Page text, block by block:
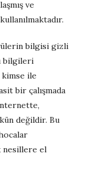
ve
bilgisi gizli
bilgileri
kimse ile
bir çalışmada
değildir. Bu
nesillere el